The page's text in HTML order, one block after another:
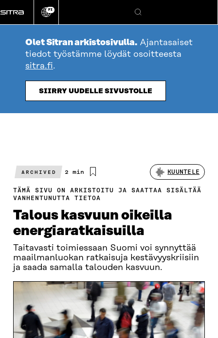
suoraan
sisältöön
Vaihda
kieli
FI
Hae
Olet Sitran arkistosivulla. Ajantasaiset
tiedot työstämme löydät osoitteesta
sitra.fi.
SIIRRY UUDELLE SIVUSTOLLE
ARCHIVED
Arvioitu
2 min KUUNTELE
TÄMÄ SIVU ON ARKISTOITU JA SAATTAA SISÄLTÄÄ
VANHENTUNUTTA TIETOA
Talous kasvuun oikeilla
energiaratkaisuilla
Taitavasti toimiessaan Suomi voi synnyttää
maailmanluokan ratkaisuja kestävyyskriisiin
ja saada samalla talouden kasvuun.